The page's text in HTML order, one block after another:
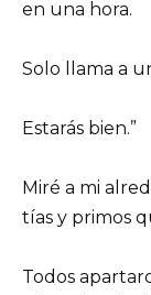
en una hora.
Solo llama a
Estarás bien.”
Miré a mi
tías y primos
Todos